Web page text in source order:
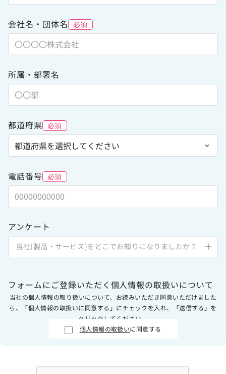
会社名・団体名 必須
所属・部署名
都道府県 必須
電話番号 必須
アンケート
当社(製品・サービス)をどこでお知りになりましたか？
フォームにご登録いただく個人情報の取扱いについて
当社の個人情報の取り扱いについて、お読みいただき同意いただけました
ら、「個人情報の取扱いに同意する」にチェックを入れ、「送信する」を
クリックしてください。
個人情報の取扱いに同意する